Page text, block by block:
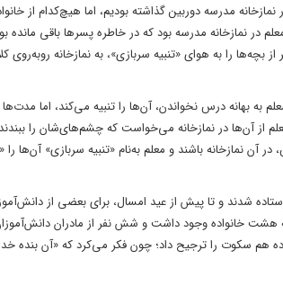
مدرسه دوربین گذاشته بودیم، اما هیچ‌کدام از
در نمازخانه مدرسه بود که در خاطره پسرها باقی مانده
را به هوای «تنبیه سربازی»، به نمازخانه
رسانده بود که معلم به بهانه درس نخواندن، آن‌ها را تنبیه می‌کند،
از آن‌ها در نمازخانه می‌خواست که چشم‌های‌شان را
آن نمازخانه باشند و معلم به‌نام «تنبیه سربازی» آن‌ها
شهرری فرستاده شدند و تا پیش از عید امسال، برای بعضی از
این ۹ خانواده، امکان دسترسی به هشت خانواده وجود داشت و شش نفر از
هم سکوت را ترجیح داد؛ چون فکر می‌کرد که «آن بنده